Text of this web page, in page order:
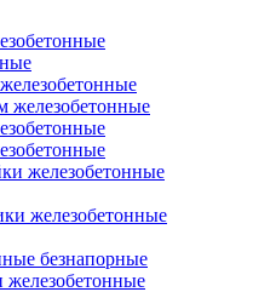
железобетонные
железобетонные
железобетонные
безнапорные
железобетонные